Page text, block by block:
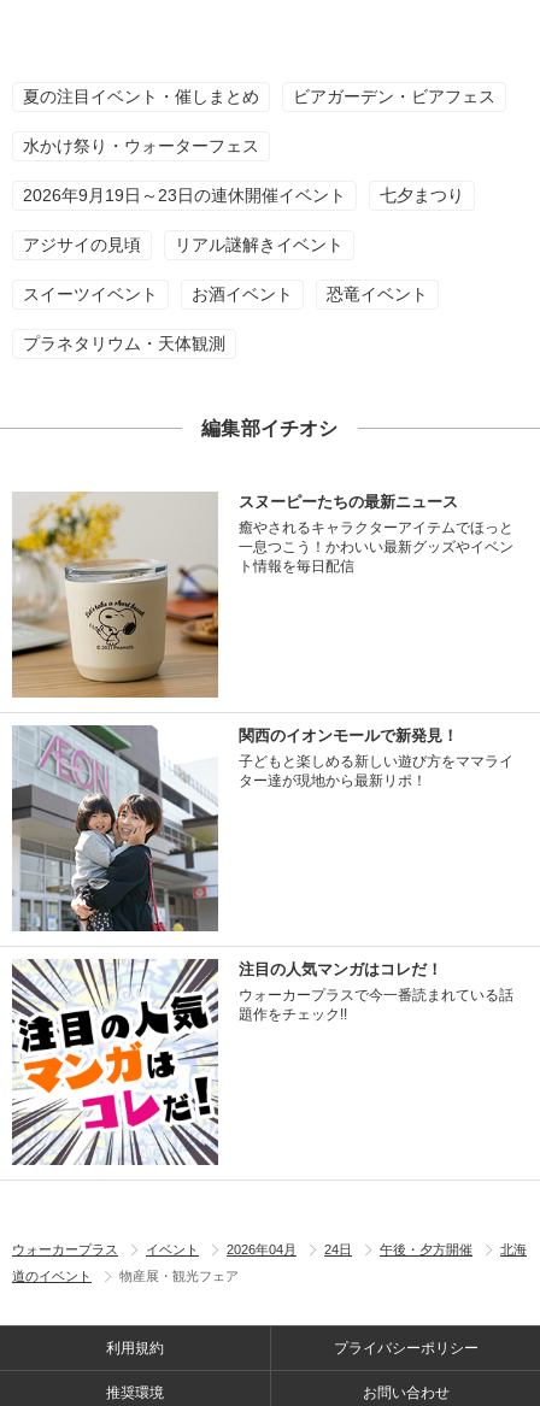
夏の注目イベント・催しまとめ ビアガーデン・ビアフェス
水かけ祭り・ウォーターフェス
2026年9月19日～23日の連休開催イベント 七夕まつり
アジサイの見頃 リアル謎解きイベント
スイーツイベント お酒イベント 恐竜イベント
プラネタリウム・天体観測
編集部イチオシ
スヌーピーたちの最新ニュース
癒やされるキャラクターアイテムでほっと
一息つこう！かわいい最新グッズやイベン
ト情報を毎日配信
関西のイオンモールで新発見！
子どもと楽しめる新しい遊び方をママライ
ター達が現地から最新リポ！
注目の人気マンガはコレだ！
ウォーカープラスで今一番読まれている話
題作をチェック!!
ウォーカープラス イベント 2026年04月 24日 午後・夕方開催
北海
道のイベント
物産展・観光フェア
利用規約 プライバシーポリシー
推奨環境 お問い合わせ